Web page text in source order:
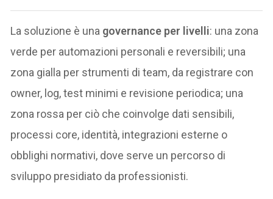
La soluzione è una governance per livelli: una zona
verde per automazioni personali e reversibili; una
zona gialla per strumenti di team, da registrare con
owner, log, test minimi e revisione periodica; una
zona rossa per ciò che coinvolge dati sensibili,
processi core, identità, integrazioni esterne o
obblighi normativi, dove serve un percorso di
sviluppo presidiato da professionisti.